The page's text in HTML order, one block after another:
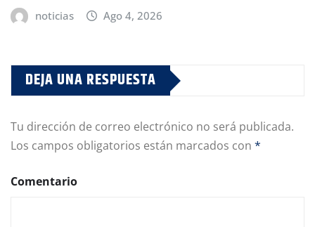
noticias Ago 4, 2026
DEJA UNA RESPUESTA
Tu dirección de correo electrónico no será publicada.
Los campos obligatorios están marcados con *
Comentario